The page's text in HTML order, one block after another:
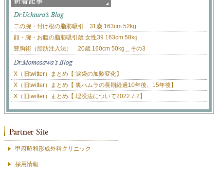
二の腕・付け根の脂肪吸引 31歳 163cm 52kg
顔・腕・お腹の脂肪吸引歳 女性39 163cm 58kg
豊胸術（脂肪注入法） 20歳 160cm 50kg＿その3
X（旧twitter）まとめ【 涙袋の加齢変化】
X（旧twitter）まとめ【 裏ハムラの長期経過10年後、15年後】
X（旧twitter）まとめ【 埋没法について2022.7.2】
甲府昭和形成外科クリニック
採用情報